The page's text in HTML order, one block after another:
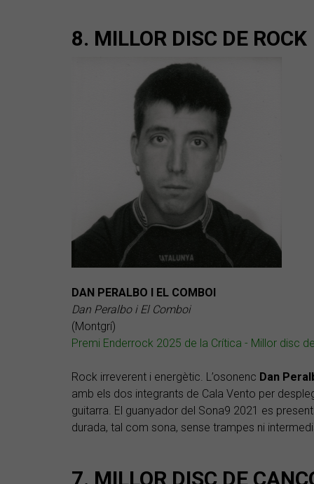
8. MILLOR DISC DE ROCK
DAN PERALBO I EL COMBOI
Dan Peralbo i El Comboi
(Montgrí)
Premi Enderrock 2025 de la Crítica - Millor disc
Rock irreverent i energètic. L’osonenc Dan
amb els dos integrants de Cala Vento per
guitarra. El guanyador del Sona9 2021 es
durada, tal com sona, sense trampes ni
7. MILLOR DISC DE